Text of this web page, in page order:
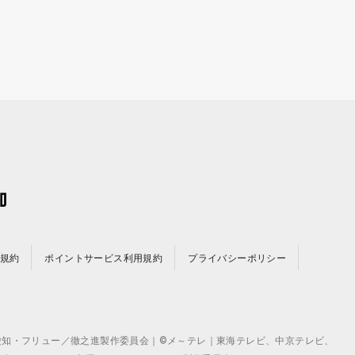
約 ポイントサービス利用規約 プライバシーポリシー
フリュー／徹之進製作委員会｜©メ～テレ｜東海テレビ、中京テレビ、